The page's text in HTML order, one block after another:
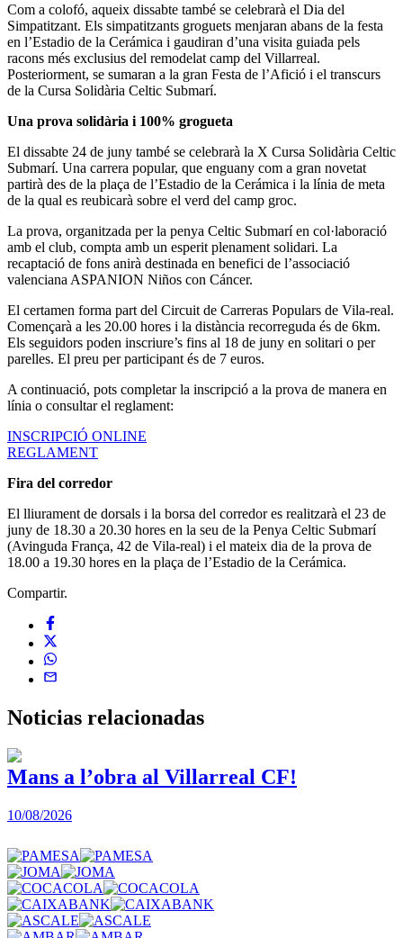
Com a colofó, aqueix dissabte també se celebrarà el Dia del
Simpatitzant. Els simpatitzants groguets menjaran abans de la festa
en l’Estadio de la Cerámica i gaudiran d’una visita guiada pels
racons més exclusius del remodelat camp del Villarreal.
Posteriorment, se sumaran a la gran Festa de l’Afició i el transcurs
de la Cursa Solidària Celtic Submarí.
Una prova solidària i 100% grogueta
El dissabte 24 de juny també se celebrarà la X Cursa Solidària Celtic
Submarí. Una carrera popular, que enguany com a gran novetat
partirà des de la plaça de l’Estadio de la Cerámica i la línia de meta
de la qual es reubicarà sobre el verd del camp groc.
La prova, organitzada per la penya Celtic Submarí en col·laboració
amb el club, compta amb un esperit plenament solidari. La
recaptació de fons anirà destinada en benefici de l’associació
valenciana ASPANION Niños con Cáncer.
El certamen forma part del Circuit de Carreras Populars de Vila-real.
Començarà a les 20.00 hores i la distància recorreguda és de 6km.
Els seguidors poden inscriure’s fins al 18 de juny en solitari o per
parelles. El preu per participant és de 7 euros.
A continuació, pots completar la inscripció a la prova de manera en
línia o consultar el reglament:
INSCRIPCIÓ ONLINE
REGLAMENT
Fira del corredor
El lliurament de dorsals i la borsa del corredor es realitzarà el 23 de
juny de 18.30 a 20.30 hores en la seu de la Penya Celtic Submarí
(Avinguda França, 42 de Vila-real) i el mateix dia de la prova de
18.00 a 19.30 hores en la plaça de l’Estadio de la Cerámica.
Compartir.
Noticias relacionadas
Mans a l’obra al Villarreal CF!
10/08/2026